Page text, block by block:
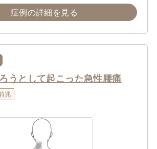
症例の詳細を見る
うとして起こった急性腰痛
兆